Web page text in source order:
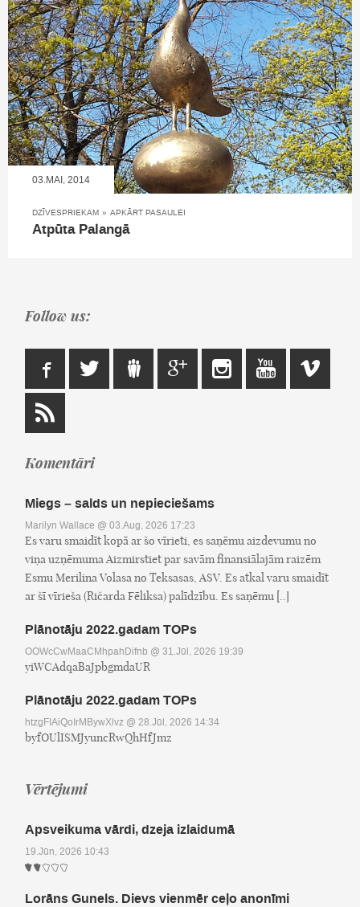
03.MAI, 2014
DZĪVESPRIEKAM » APKĀRT PASAULEI
Atpūta Palangā
Follow us:
Komentāri
Miegs – salds un nepieciešams
Marilyn Wallace @ 03.Aug, 2026 17:23
Es varu smaidīt kopā ar šo vīrieti, es saņēmu aizdevumu no
viņa uzņēmuma Aizmirstiet par savām finansiālajām raizēm
Esmu Merilina Volasa no Teksasas, ASV. Es atkal varu smaidīt
ar šī vīrieša (Ričarda Fēliksa) palīdzību. Es saņēmu [..]
Plānotāju 2022.gadam TOPs
OOWcCwMaaCMhpahDifnb @ 31.Jūl, 2026 19:39
yiWCAdqaBaJpbgmdaUR
Plānotāju 2022.gadam TOPs
htzgFIAiQoIrMBywXlvz @ 28.Jūl, 2026 14:34
byfOUlISMJyuncRwQhHfJmz
Vērtējumi
Apsveikuma vārdi, dzeja izlaidumā
19.Jūn, 2026 10:43
Lorāns Gunels. Dievs vienmēr ceļo anonīmi